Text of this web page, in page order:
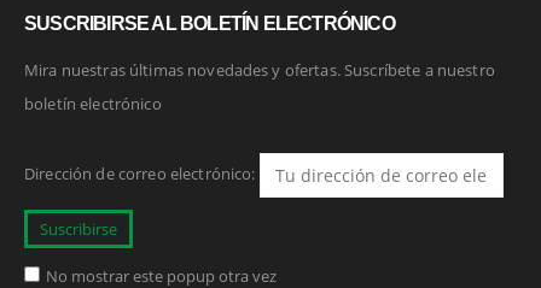
SUSCRIBIRSE AL BOLETÍN ELECTRÓNICO
Mira nuestras últimas novedades y ofertas. Suscríbete a nuestro
boletín electrónico
Dirección de correo electrónico:
No mostrar este popup otra vez